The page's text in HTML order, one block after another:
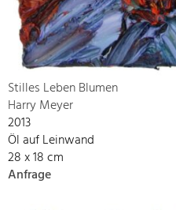
Stilles Leben Blumen
Harry Meyer
2013
Öl auf Leinwand
28 x 18 cm
Anfrage